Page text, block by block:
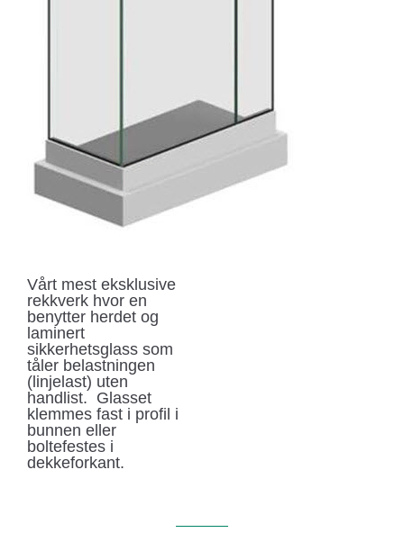
Vårt mest eksklusive
rekkverk hvor en
benytter herdet og
laminert
sikkerhetsglass som
tåler belastningen
(linjelast) uten
handlist. Glasset
klemmes fast i profil i
bunnen eller
boltefestes i
dekkeforkant.